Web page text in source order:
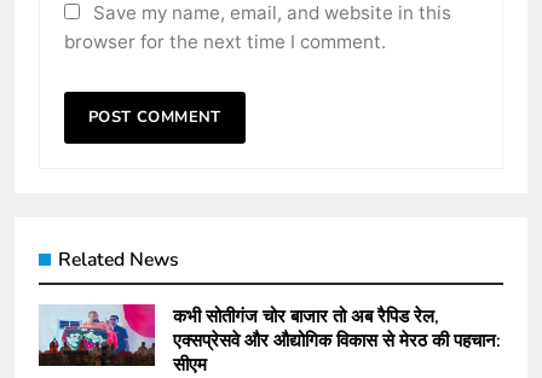
Save my name, email, and website in this
browser for the next time I comment.
Related News
कभी सोतीगंज चोर बाजार तो अब रैपिड रेल,
एक्सप्रेसवे और औद्योगिक विकास से मेरठ की पहचान:
सीएम